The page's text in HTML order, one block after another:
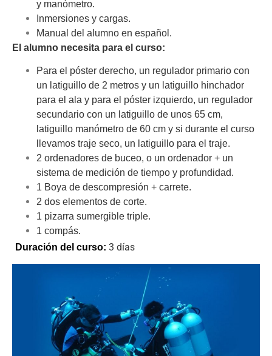
y manómetro.
Inmersiones y cargas.
Manual del alumno en español.
El alumno necesita para el curso:
Para el póster derecho, un regulador primario con
un latiguillo de 2 metros y un latiguillo hinchador
para el ala y para el póster izquierdo, un regulador
secundario con un latiguillo de unos 65 cm,
latiguillo manómetro de 60 cm y si durante el curso
llevamos traje seco, un latiguillo para el traje.
2 ordenadores de buceo, o un ordenador + un
sistema de medición de tiempo y profundidad.
1 Boya de descompresión + carrete.
2 dos elementos de corte.
1 pizarra sumergible triple.
1 compás.
Duración del curso: 3 días